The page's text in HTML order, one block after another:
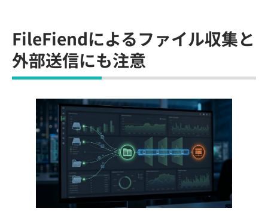
FileFiendによるファイル収集と
外部送信にも注意